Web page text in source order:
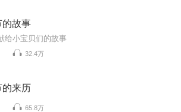
的故事
给小宝贝们的故事
32.4万
的来历
65.8万